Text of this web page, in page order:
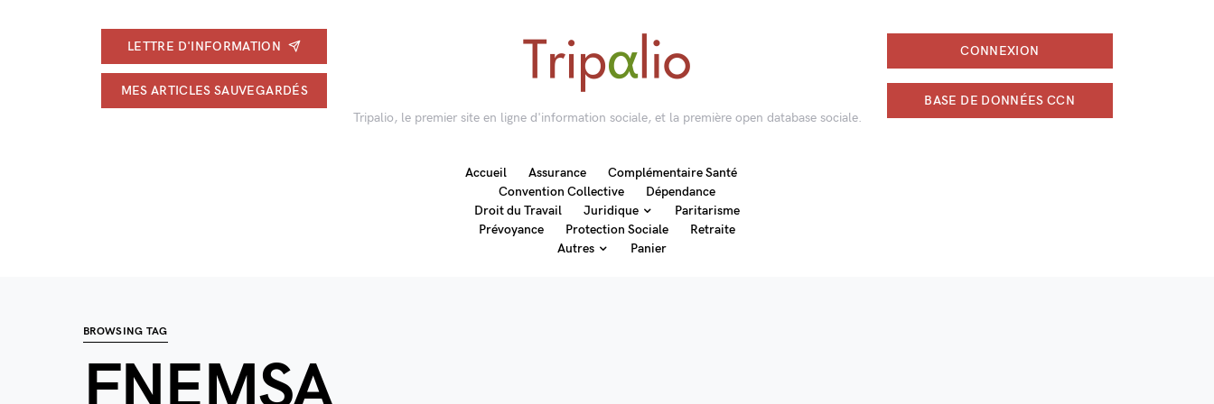
LETTRE D'INFORMATION
MES ARTICLES SAUVEGARDÉS
Tripalio, le premier site en ligne d'information sociale, et la première open database sociale.
CONNEXION
BASE DE DONNÉES CCN
Accueil Assurance
Complémentaire Santé
Convention Collective
Dépendance
Droit du Travail
Juridique
Paritarisme
Prévoyance
Protection Sociale
Retraite
Autres
Panier
BROWSING TAG